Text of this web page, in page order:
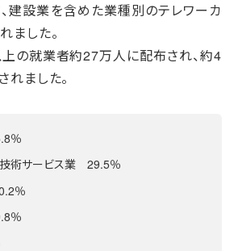
、建設業を含めた業種別のテレワーカ
ました。
の就業者約27万人に配布され、約4
ました。
％
技術サービス業 29.5％
％
％